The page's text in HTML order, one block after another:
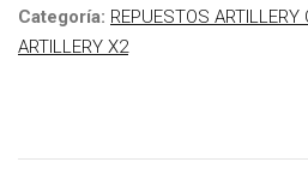
Categoría: REPUESTOS ARTILLERY
ARTILLERY X2